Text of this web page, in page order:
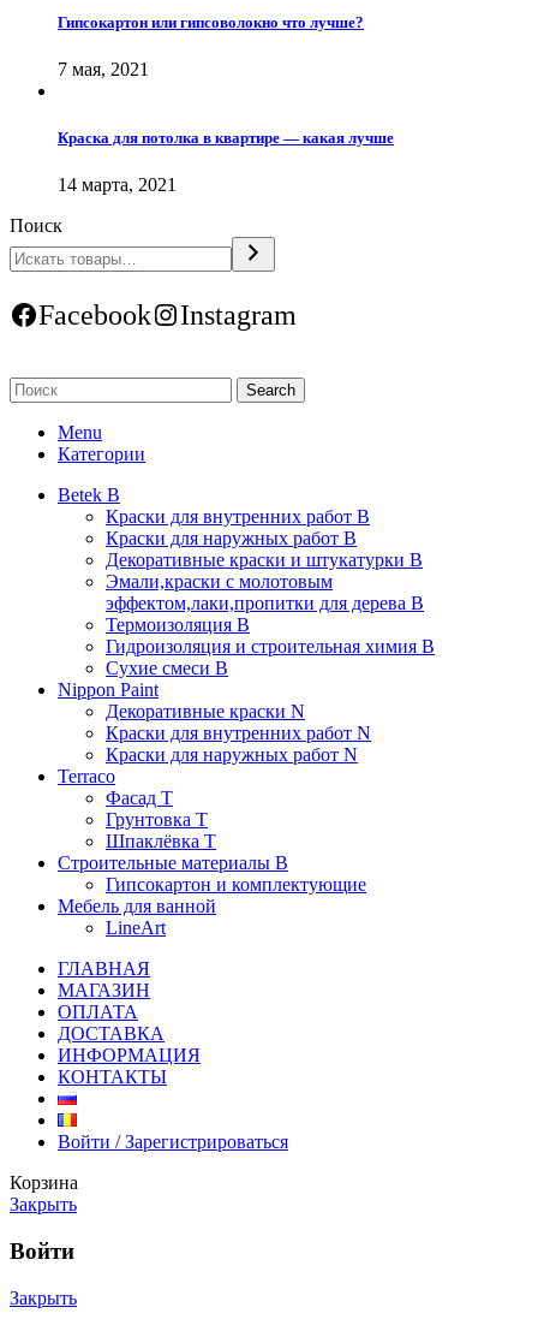
Гипсокартон или гипсоволокно что лучше?
7 мая, 2021
Краска для потолка в квартире — какая лучше
14 марта, 2021
Поиск
Facebook Instagram
Search
Menu
Категории
Betek B
Краски для внутренних работ B
Краски для наружных работ B
Декоративные краски и штукатурки В
Эмали,краски с молотовым
эффектом,лаки,пропитки для дерева В
Термоизоляция В
Гидроизоляция и строительная химия В
Сухие смеси B
Nippon Paint
Декоративные краски N
Краски для внутренних работ N
Краски для наружных работ N
Terraco
Фасад Т
Грунтовка T
Шпаклёвка T
Строительные материалы В
Гипсокартон и комплектующие
Мебель для ванной
LineArt
ГЛАВНАЯ
МАГАЗИН
ОПЛАТА
ДОСТАВКА
ИНФОРМАЦИЯ
КОНТАКТЫ
Войти / Зарегистрироваться
Корзина
Закрыть
Войти
Закрыть